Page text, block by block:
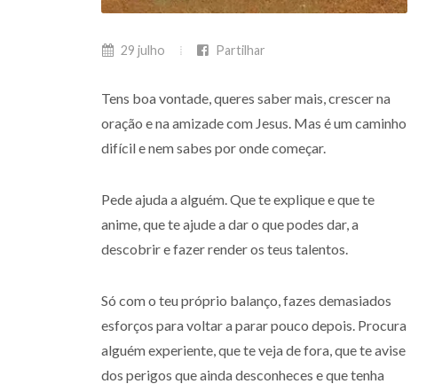
29 julho Partilhar
Tens boa vontade, queres saber mais, crescer na
oração e na amizade com Jesus. Mas é um caminho
difícil e nem sabes por onde começar.
Pede ajuda a alguém. Que te explique e que te
anime, que te ajude a dar o que podes dar, a
descobrir e fazer render os teus talentos.
Só com o teu próprio balanço, fazes demasiados
esforços para voltar a parar pouco depois. Procura
alguém experiente, que te veja de fora, que te avise
dos perigos que ainda desconheces e que tenha